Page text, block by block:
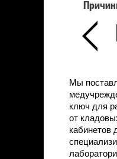
Мы
ключ для
от
кабинетов